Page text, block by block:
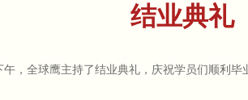
结业典礼
午，全球鹰主持了结业典礼，庆祝学员们顺利毕